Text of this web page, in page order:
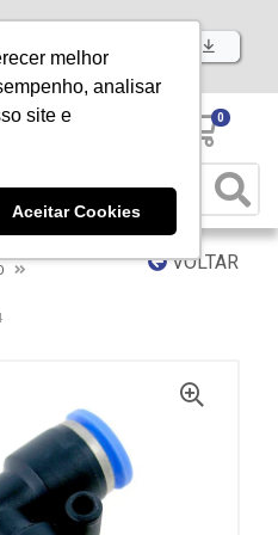
melhor
analisar
site e
Aceitar Cookies
Baixe já nosso APP
0
VOLTAR